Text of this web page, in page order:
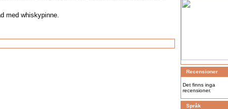
med whiskypinne.
Recensioner
Det finns inga
recensioner.
Språk